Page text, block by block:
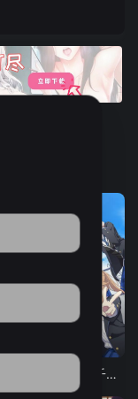
弹珠汽水瓶里的千岁同学